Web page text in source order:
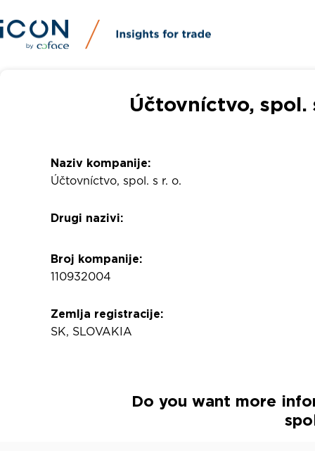
Účtovníctvo, spol.
Naziv kompanije:
Účtovníctvo, spol. s r. o.
Drugi nazivi:
Broj kompanije:
110932004
Zemlja registracije:
SK, SLOVAKIA
Do you want more